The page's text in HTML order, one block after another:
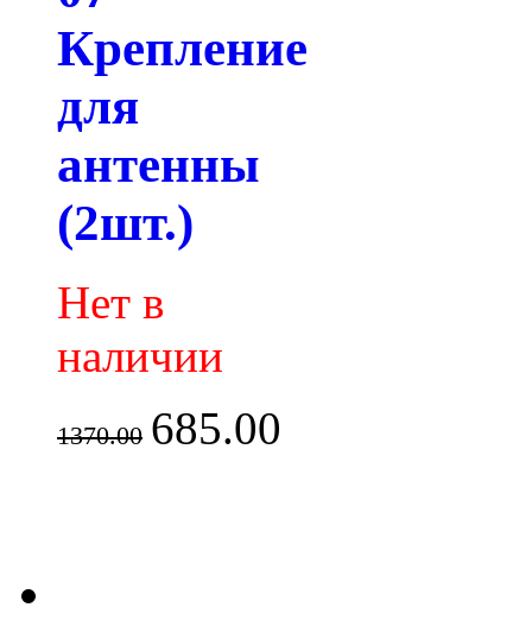
Крепление
для
антенны
(2шт.)
Нет в
наличии
1370.00 685.00